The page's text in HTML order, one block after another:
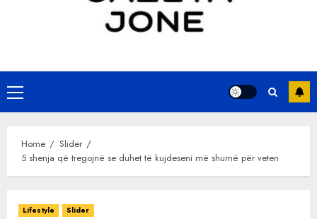
Primary
Menu
Home
Slider
5 shenja që tregojnë se duhet të kujdeseni më shumë për veten
Lifestyle Slider